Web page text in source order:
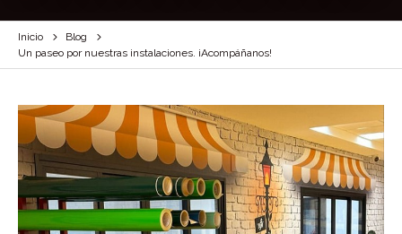
Inicio
Blog
Un paseo por nuestras instalaciones. ¡Acompáñanos!